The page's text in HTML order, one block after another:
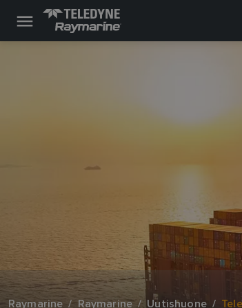
Raymarine Raymarine Uutishuone